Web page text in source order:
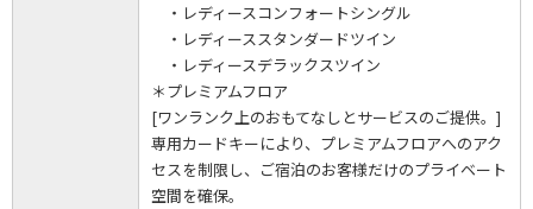
・レディースコンフォートシングル
・レディーススタンダードツイン
・レディースデラックスツイン
＊プレミアムフロア
[ワンランク上のおもてなしとサービスのご提供。]
専用カードキーにより、プレミアムフロアへのアク
セスを制限し、ご宿泊のお客様だけのプライベート
空間を確保。